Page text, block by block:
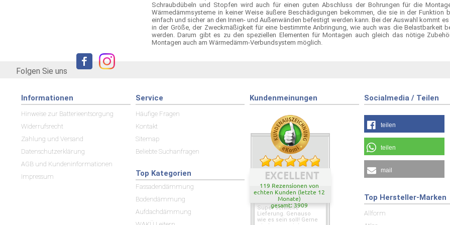
Schraubdübeln und Stopfen wird auch für einen guten Abschluss der Bohrungen für die
Wärmedämmsysteme in keiner Weise äußere Beschädigungen bekommen, die sie in der
einfach und sicher an den Innen- und Außenwänden befestigt werden kann. Bei der Auswahl kommt
in der Größe, der Zweckmäßigkeit für eine bestimmte Anbringung, wie auch was die Belastbarkeit
werden. Darum gibt es zu den speziellen Elementen für Montagen auch gleich das nötige
Montagen auch am Wärmedämm-Verbundsystem möglich.
Folgen Sie uns
Informationen
Hinweise zur Batterieentsorgung
Widerrufsrecht
Zahlung und Versand
Datenschutzerklärung
AGB und Kundeninformationen
Impressum
Service
Häufige Fragen
Kontakt
Sitemap
Beliebte Suchanfragen
Top Kategorien
Fassadendämmung
Bodendämmung
Aufdachdämmung
Kundenmeinungen
EXCELLENT
119 Rezensionen von
echten Kunden (letzte 12
Monate)
gesamt: 3909
Super schnelle
Lieferung. Genauso
wie es sein soll! Gerne
Socialmedia / Teilen
teilen
teilen
mail
Top Hersteller-Marken
Allform